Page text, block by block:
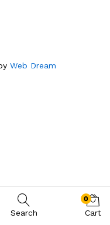
Web Dream
Search
0
Cart